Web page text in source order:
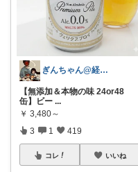
ぎんちゃん@経由購入感謝です^_^
​【無添加＆本物の味 24or48
缶】ビー ...
￥ 3,480～
3 1 419
コレ いいね